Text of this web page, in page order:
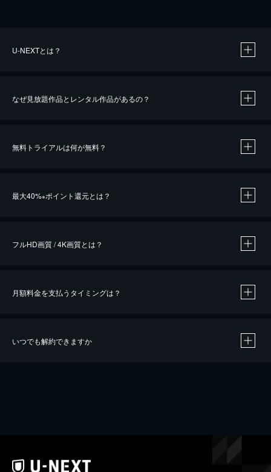
U-NEXTとは？
なぜ見放題作品とレンタル作品があるの？
無料トライアルは何が無料？
最大40%※ポイント還元とは？
※40％ポイント還元の対象は、クレジットカード決済による作品の購入 / レンタルです。
フルHD画質 / 4K画質とは？
月額料金を支払うタイミングは？
いつでも解約できますか